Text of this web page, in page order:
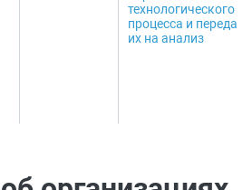
технологического
процесса и передача
их на анализ